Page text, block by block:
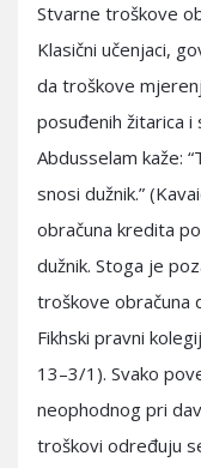
Stvarne troškove
Klasični učenjaci,
da troškove
posuđenih žitarica i
Abdusselam kaže:
snosi dužnik.”
obračuna kredita
dužnik. Stoga je
troškove obračuna
Fikhski pravni
13–3/1). Svako
neophodnog pri
troškovi određuju